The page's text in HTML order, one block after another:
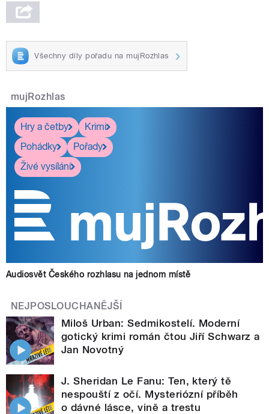
Všechny díly pořadu na mujRozhlas
mujRozhlas
Hry a četby
Krimi
Pohádky
Pořady
Živé vysílání
Audiosvět Českého rozhlasu na jednom místě
NEJPOSLOUCHANĚJŠÍ
Miloš Urban: Sedmikostelí. Moderní
gotický krimi román čtou Jiří Schwarz a
Jan Novotný
J. Sheridan Le Fanu: Ten, který tě
nespouští z očí. Mysteriózní příběh
o dávné lásce, vině a trestu